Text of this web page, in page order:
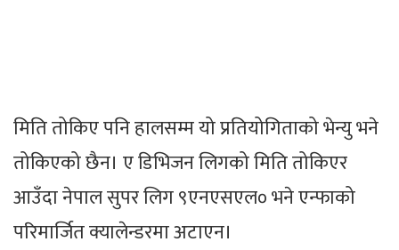
मिति तोकिए पनि हालसम्म यो प्रतियोगिताको भेन्यु भने
तोकिएको छैन। ए डिभिजन लिगको मिति तोकिएर
आउँदा नेपाल सुपर लिग ९एनएसएल० भने एन्फाको
परिमार्जित क्यालेन्डरमा अटाएन।